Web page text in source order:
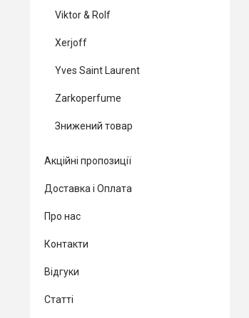
Viktor & Rolf
Xerjoff
Yves Saint Laurent
Zarkoperfume
Знижений товар
Акційні пропозиції
Доставка і Оплата
Про нас
Контакти
Відгуки
Статті